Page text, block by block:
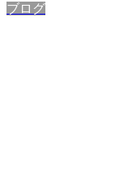
ブログ